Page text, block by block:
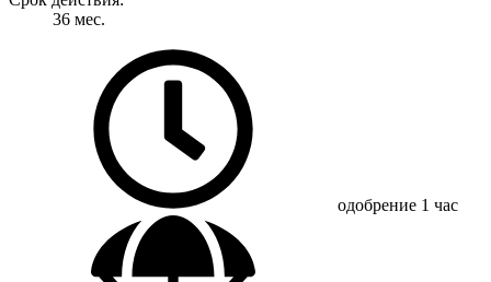
36 мес.
одобрение 1 час